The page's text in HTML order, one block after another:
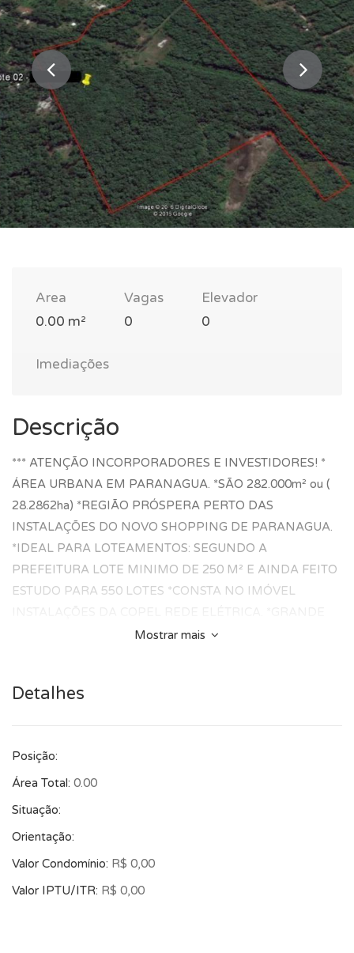
Area
0.00 m²
Vagas
0
Elevador
0
Imediações
Descrição
*** ATENÇÃO INCORPORADORES E INVESTIDORES! *
ÁREA URBANA EM PARANAGUA. *SÃO 282.000m² ou (
28.2862ha) *REGIÃO PRÓSPERA PERTO DAS
INSTALAÇÕES DO NOVO SHOPPING DE PARANAGUA.
*IDEAL PARA LOTEAMENTOS: SEGUNDO A
PREFEITURA LOTE MINIMO DE 250 M² E AINDA FEITO
ESTUDO PARA 550 LOTES *CONSTA NO IMÓVEL
OPORTUNIDADE. O principal: Documentação em ordem!!! *
Mostrar mais
Detalhes
Posição:
Área Total: 0.00
Situação:
Orientação:
Valor Condomínio: R$ 0,00
Valor IPTU/ITR: R$ 0,00